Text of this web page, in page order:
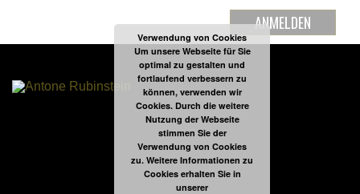
ANMELDEN
Verwendung von Cookies
Um unsere Webseite für Sie
optimal zu gestalten und
fortlaufend verbessern zu
können, verwenden wir
Cookies. Durch die weitere
Nutzung der Webseite
stimmen Sie der
Verwendung von Cookies
zu. Weitere Informationen zu
Cookies erhalten Sie in
unserer